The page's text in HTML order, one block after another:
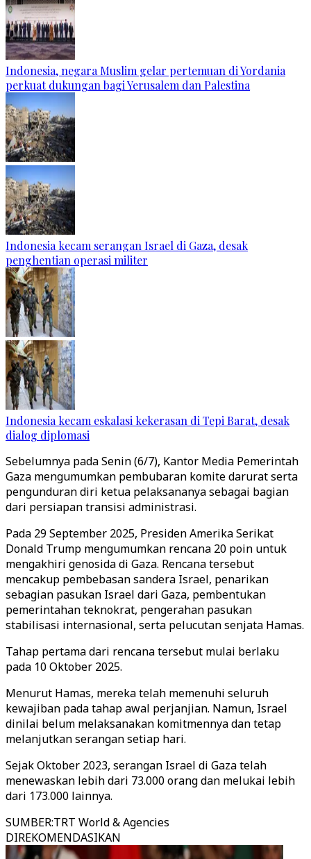
Indonesia, negara Muslim gelar pertemuan di Yordania
perkuat dukungan bagi Yerusalem dan Palestina
Indonesia kecam serangan Israel di Gaza, desak
penghentian operasi militer
Indonesia kecam eskalasi kekerasan di Tepi Barat, desak
dialog diplomasi
Sebelumnya pada Senin (6/7), Kantor Media Pemerintah
Gaza mengumumkan pembubaran komite darurat serta
pengunduran diri ketua pelaksananya sebagai bagian
dari persiapan transisi administrasi.
Pada 29 September 2025, Presiden Amerika Serikat
Donald Trump mengumumkan rencana 20 poin untuk
mengakhiri genosida di Gaza. Rencana tersebut
mencakup pembebasan sandera Israel, penarikan
sebagian pasukan Israel dari Gaza, pembentukan
pemerintahan teknokrat, pengerahan pasukan
stabilisasi internasional, serta pelucutan senjata Hamas.
Tahap pertama dari rencana tersebut mulai berlaku
pada 10 Oktober 2025.
Menurut Hamas, mereka telah memenuhi seluruh
kewajiban pada tahap awal perjanjian. Namun, Israel
dinilai belum melaksanakan komitmennya dan tetap
melanjutkan serangan setiap hari.
Sejak Oktober 2023, serangan Israel di Gaza telah
menewaskan lebih dari 73.000 orang dan melukai lebih
dari 173.000 lainnya.
SUMBER:TRT World & Agencies
DIREKOMENDASIKAN